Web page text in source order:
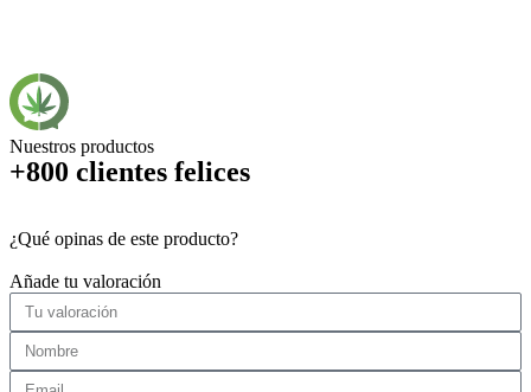
Nuestros productos
+800 clientes felices
¿Qué opinas de este producto?
Añade tu valoración